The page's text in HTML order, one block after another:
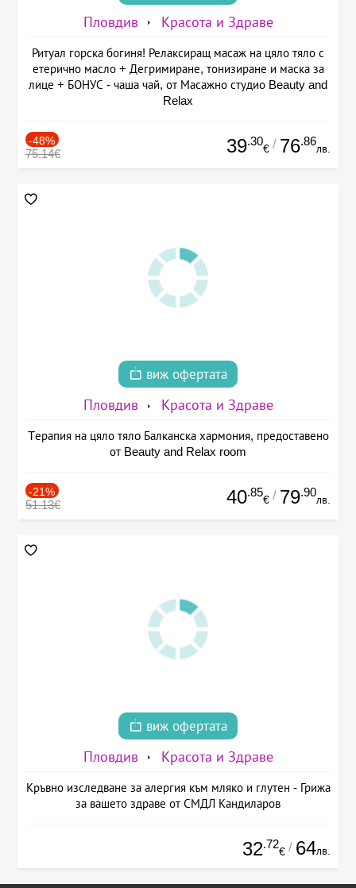
Пловдив Красота и Здраве
Ритуал горска богиня! Релаксиращ масаж на цяло тяло с
етерично масло + Дегримиране, тонизиране и маска за
лице + БОНУС - чаша чай, от Масажно студио Beauty and
Relax
-48%
75.14€ 39.30
€ / 76.86
лв.
виж офертата
Пловдив Красота и Здраве
Tерапия на цяло тялo Балканска хармония, предоставено
от Beauty and Relax room
-21%
51.13€ 40.85
€ / 79.90
лв.
виж офертата
Пловдив Красота и Здраве
Кръвно изследване за алергия към мляко и глутен - Грижа
за вашето здраве от СМДЛ Кандиларов
32.72
€ / 64лв.